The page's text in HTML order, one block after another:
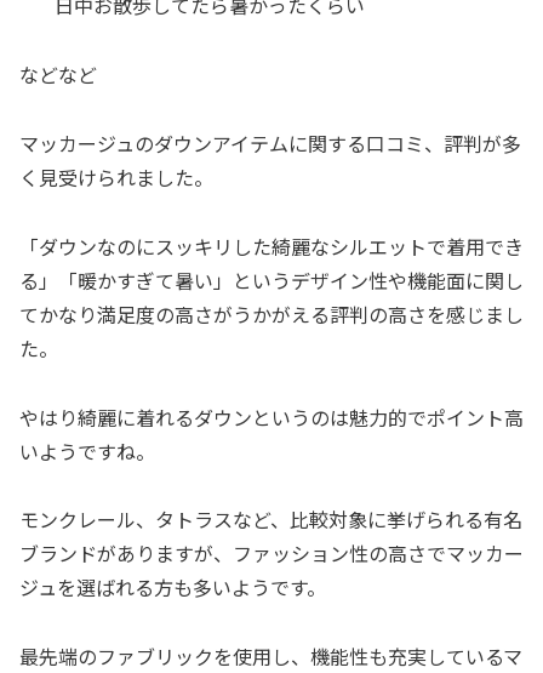
などなど
マッカージュのダウンアイテムに関する口コミ、評判が多
く見受けられました。
「ダウンなのにスッキリした綺麗なシルエットで着用でき
る」「暖かすぎて暑い」というデザイン性や機能面に関し
てかなり満足度の高さがうかがえる評判の高さを感じまし
た。
やはり綺麗に着れるダウンというのは魅力的でポイント高
いようですね。
モンクレール、タトラスなど、比較対象に挙げられる有名
ブランドがありますが、ファッション性の高さでマッカー
ジュを選ばれる方も多いようです。
最先端のファブリックを使用し、機能性も充実しているマ